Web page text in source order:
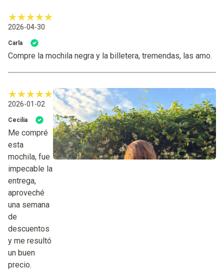
2026-04-30
Carla
Compre la mochila negra y la billetera, tremendas, las amo.
2026-01-02
Cecilia
Me compré
esta
mochila, fue
impecable la
entrega,
aproveché
una semana
de
descuentos
y me resultó
un buen
precio.